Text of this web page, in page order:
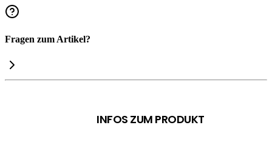
Fragen zum Artikel?
INFOS ZUM PRODUKT